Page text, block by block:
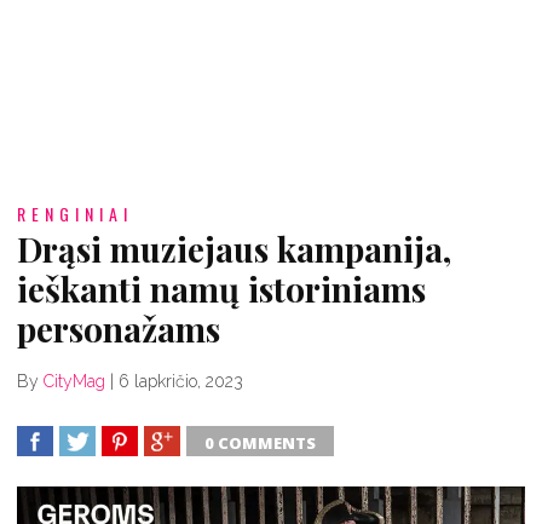
RENGINIAI
Drąsi muziejaus kampanija,
ieškanti namų istoriniams
personažams
By CityMag 6 lapkričio, 2023
0 COMMENTS